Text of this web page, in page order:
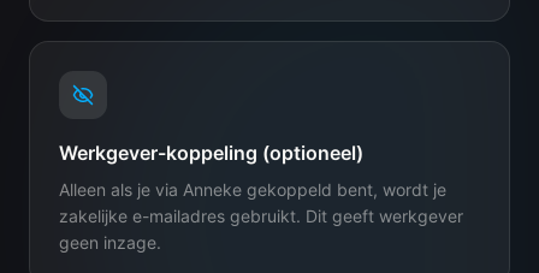
Werkgever-koppeling (optioneel)
Alleen als je via Anneke gekoppeld bent, wordt je
zakelijke e-mailadres gebruikt. Dit geeft werkgever
geen inzage.